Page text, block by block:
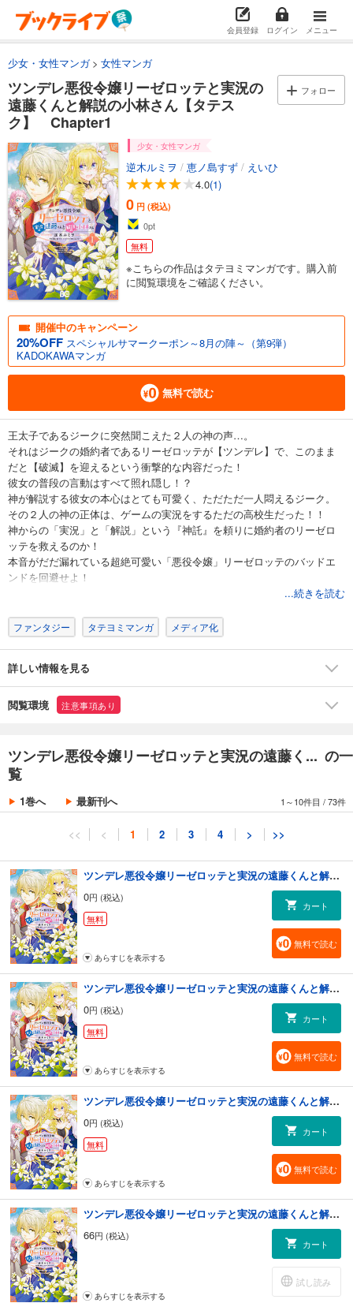
会員登録 ログイン メニュー
少女・女性マンガ 女性マンガ
ツンデレ悪役令嬢リーゼロッテと実況の
遠藤くんと解説の小林さん【タテス
ク】 Chapter1
フォロー
少女・女性マンガ
逆木ルミヲ / 恵ノ島すず / えいひ
4.0(1)
0 円 (税込)
0pt
無料
※こちらの作品はタテヨミマンガです。購入前
に閲覧環境をご確認ください。
開催中のキャンペーン
20%OFF スペシャルサマークーポン～8月の陣～（第9弾）
KADOKAWAマンガ
無料で読む
王太子であるジークに突然聞こえた２人の神の声…。
それはジークの婚約者であるリーゼロッテが【ツンデレ】で、このまま
だと【破滅】を迎えるという衝撃的な内容だった！
彼女の普段の言動はすべて照れ隠し！？
神が解説する彼女の本心はとても可愛く、ただただ一人悶えるジーク。
その２人の神の正体は、ゲームの実況をするただの高校生だった！！
神からの「実況」と「解説」という『神託』を頼りに婚約者のリーゼロ
ッテを救えるのか！
本音がだだ漏れている超絶可愛い「悪役令嬢」リーゼロッテのバッドエ
ンドを回避せよ！
...続きを読む
ファンタジー タテヨミマンガ メディア化
詳しい情報を見る
閲覧環境 注意事項あり
ツンデレ悪役令嬢リーゼロッテと実況の遠藤く... の一
覧
1巻へ 最新刊へ 1～10件目 /73件
<< < 1 2 3 4 > >>
ツンデレ悪役令嬢リーゼロッテと実況の遠藤くんと解説の小林さん【タテスク】 Chapter1
0円 (税込)
無料
カート
無料で読む
あらすじを表示する
ツンデレ悪役令嬢リーゼロッテと実況の遠藤くんと解説の小林さん【タテスク】 Chapter2
0円 (税込)
無料
カート
無料で読む
あらすじを表示する
ツンデレ悪役令嬢リーゼロッテと実況の遠藤くんと解説の小林さん【タテスク】 Chapter3
0円 (税込)
無料
カート
無料で読む
あらすじを表示する
ツンデレ悪役令嬢リーゼロッテと実況の遠藤くんと解説の小林さん【タテスク】 Chapter4
66円 (税込)
カート
試し読み
あらすじを表示する